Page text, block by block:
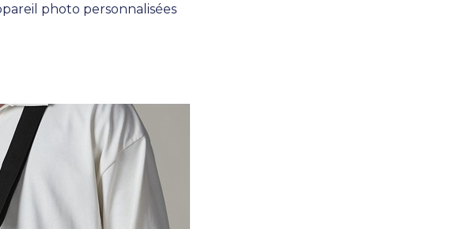
photo personnalisées
PERSONNALISÉES
personnaliséesprotègent efficacement
la poussière et les rayures. Légères et
transport de votre équipement lors de vos
ou événements.
identité visuelle, elles constituent un
original et durable. Une solution idéale pour